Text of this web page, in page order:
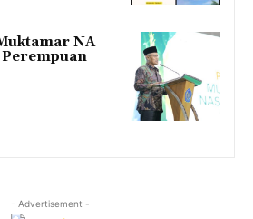
NA
- Advertisement -